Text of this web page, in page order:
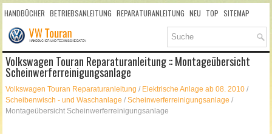
HANDBÜCHER BETRIEBSANLEITUNG REPARATURANLEITUNG NEU TOP SITEMAP
SUCHLAUF
Volkswagen Touran Reparaturanleitung :: Montageübersicht
Scheinwerferreinigungsanlage
Volkswagen Touran Reparaturanleitung / Elektrische Anlage ab 08. 2010 /
Scheibenwisch - und Waschanlage /Scheinwerferreinigungsanlage /
Montageübersicht Scheinwerferreinigungsanlage